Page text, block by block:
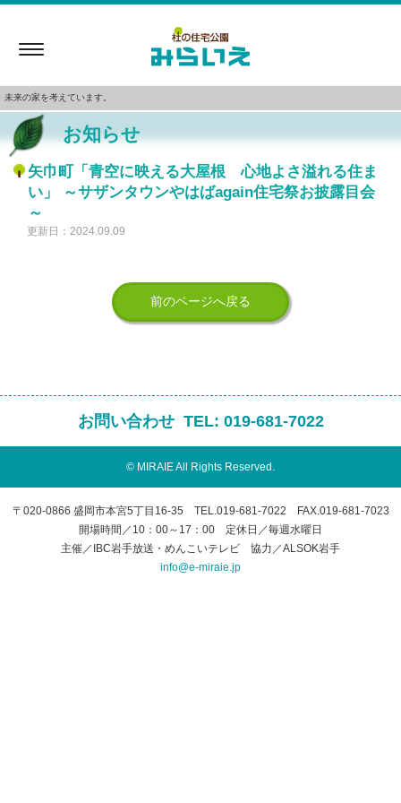
Toggle
未来の家を考えています。
お知らせ
矢巾町「青空に映える大屋根 心地よさ溢れる住ま
い」 ～サザンタウンやはばagain住宅祭お披露目会
～
更新日：2024.09.09
前のページへ戻る
お問い合わせ TEL: 019-681-7022
© MIRAIE All Rights Reserved.
〒020-0866 盛岡市本宮5丁目16-35 TEL.019-681-7022 FAX.019-681-7023
開場時間／10：00～17：00 定休日／毎週水曜日
主催／IBC岩手放送・めんこいテレビ 協力／ALSOK岩手
info@e-miraie.jp